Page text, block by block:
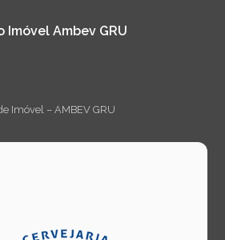
Imóvel Ambev GRU
Imóvel – AMBEV GRU